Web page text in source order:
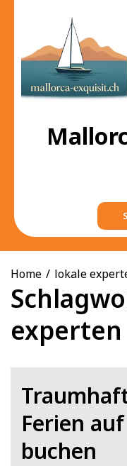
Home lokale
experten
Ferien
buchen